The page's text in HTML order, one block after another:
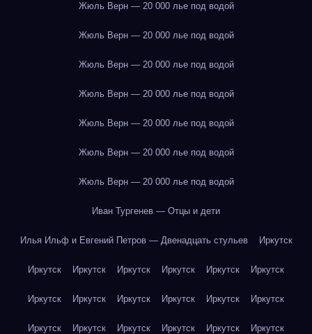
Жюль Верн — 20 000 лье под водой
Жюль Верн — 20 000 лье под водой
Жюль Верн — 20 000 лье под водой
Жюль Верн — 20 000 лье под водой
Жюль Верн — 20 000 лье под водой
Жюль Верн — 20 000 лье под водой
Жюль Верн — 20 000 лье под водой
Иван Тургенев — Отцы и дети
Илья Ильф и Евгений Петров — Двенадцать стульев Иркутск
Иркутск Иркутск Иркутск Иркутск Иркутск Иркутск
Иркутск Иркутск Иркутск Иркутск Иркутск Иркутск
Иркутск Иркутск Иркутск Иркутск Иркутск Иркутск